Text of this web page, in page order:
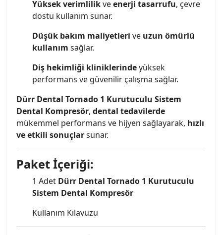
Yüksek verimlilikveenerji tasarrufu, çevre
dostu kullanım sunar.
Düşük bakım maliyetleri ve uzun ömürlü
kullanım sağlar.
Diş hekimliği kliniklerindeyüksek
performans ve güvenilir çalışma sağlar.
Dürr Dental Tornado 1 Kurutuculu Sistem
Dental Kompresör, dental tedavilerde
mükemmel performans ve hijyen sağlayarak, hızlı
ve etkili sonuçlarsunar.
Paket İçeriği:
1 Adet Dürr Dental Tornado 1 Kurutuculu
Sistem Dental Kompresör
Kullanım Kılavuzu